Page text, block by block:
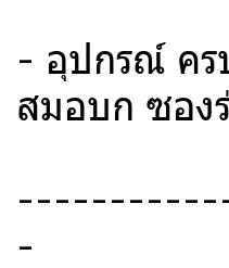
- อุปกรณ์ คร
สมอบก ซอง
-